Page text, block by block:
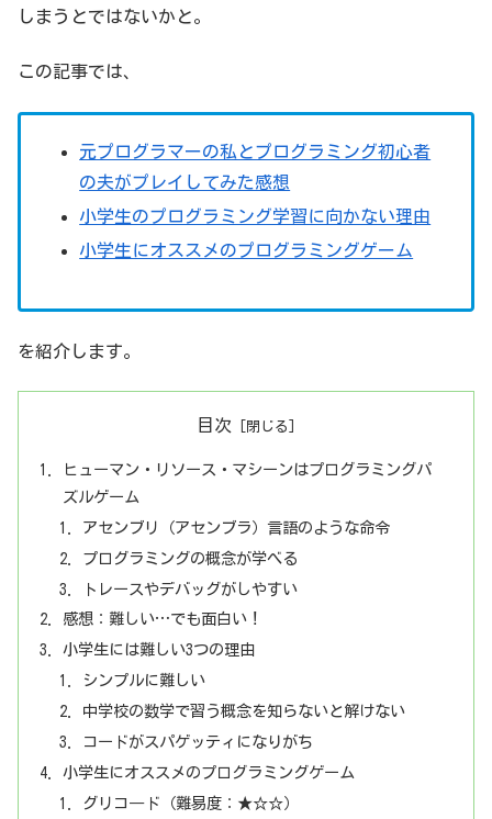
しまうとではないかと。
この記事では、
元プログラマーの私とプログラミング初心者
の夫がプレイしてみた感想
小学生のプログラミング学習に向かない理由
小学生にオススメのプログラミングゲーム
を紹介します。
目次
ヒューマン・リソース・マシーンはプログラミングパ
ズルゲーム
アセンブリ（アセンブラ）言語のような命令
プログラミングの概念が学べる
トレースやデバッグがしやすい
感想：難しい…でも面白い！
小学生には難しい3つの理由
シンプルに難しい
中学校の数学で習う概念を知らないと解けない
コードがスパゲッティになりがち
小学生にオススメのプログラミングゲーム
グリコ―ド（難易度：★☆☆）